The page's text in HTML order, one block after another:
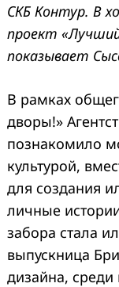
СКБ Контур. В
проект
показывает
В рамках
дворы!»
познакомило
культурой,
для создания
личные
забора стала
выпускница
дизайна, среди